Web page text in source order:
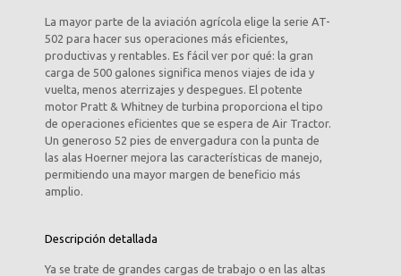
La mayor parte de la aviación agrícola elige la serie AT-
502 para hacer sus operaciones más eficientes,
productivas y rentables. Es fácil ver por qué: la gran
carga de 500 galones significa menos viajes de ida y
vuelta, menos aterrizajes y despegues. El potente
motor Pratt & Whitney de turbina proporciona el tipo
de operaciones eficientes que se espera de Air Tractor.
Un generoso 52 pies de envergadura con la punta de
las alas Hoerner mejora las características de manejo,
permitiendo una mayor margen de beneficio más
amplio.
Descripción detallada
Ya se trate de grandes cargas de trabajo o en las altas